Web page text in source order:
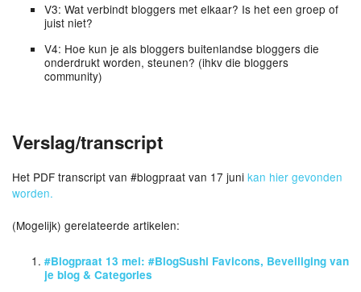
V3: Wat verbindt bloggers met elkaar? Is het een groep of
juist niet?
V4: Hoe kun je als bloggers buitenlandse bloggers die
onderdrukt worden, steunen? (ihkv die bloggers
community)
Verslag/transcript
Het PDF transcript van #blogpraat van 17 juni kan hier gevonden
worden.
(Mogelijk) gerelateerde artikelen:
#Blogpraat 13 mei: #BlogSushi Favicons, Beveiliging van
je blog & Categories